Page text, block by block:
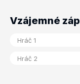
Vzájemné